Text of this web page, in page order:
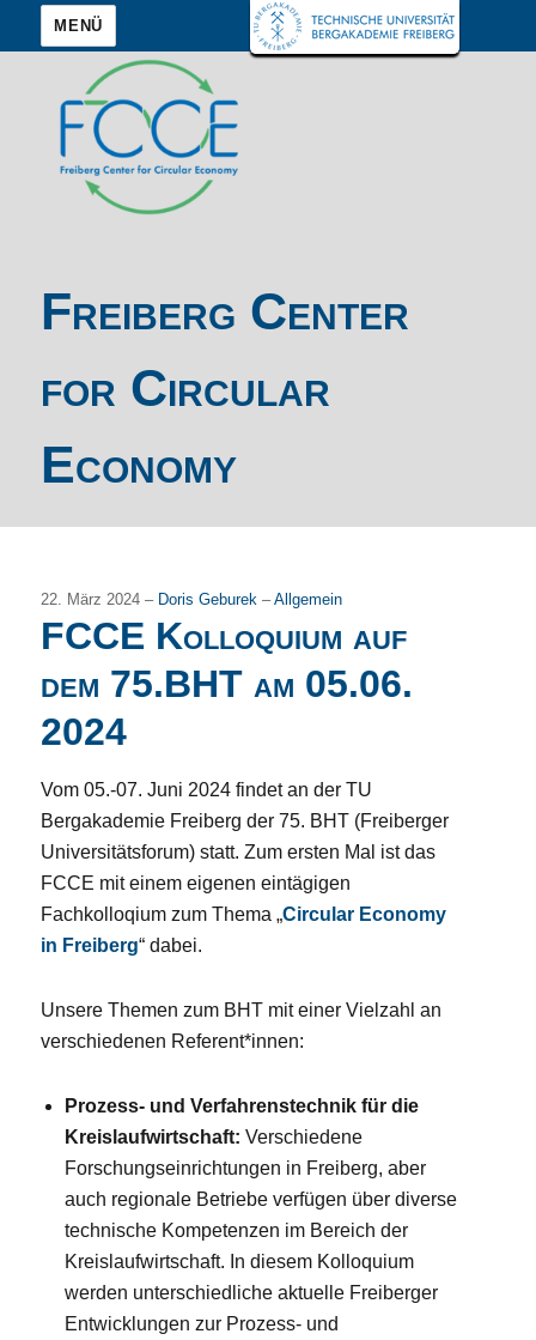
MENÜ
Freiberg Center
for Circular
Economy
22. März 2024 – Doris Geburek–Allgemein
FCCE Kolloquium auf
dem 75.BHT am 05.06.
2024
Vom 05.-07. Juni 2024 findet an der TU
Bergakademie Freiberg der 75. BHT (Freiberger
Universitätsforum) statt. Zum ersten Mal ist das
FCCE mit einem eigenen eintägigen
Fachkolloqium zum Thema „Circular Economy
in Freiberg“ dabei.
Unsere Themen zum BHT mit einer Vielzahl an
verschiedenen Referent*innen:
Prozess- und Verfahrenstechnik für die
Kreislaufwirtschaft: Verschiedene
Forschungseinrichtungen in Freiberg, aber
auch regionale Betriebe verfügen über diverse
technische Kompetenzen im Bereich der
Kreislaufwirtschaft. In diesem Kolloquium
werden unterschiedliche aktuelle Freiberger
Entwicklungen zur Prozess- und